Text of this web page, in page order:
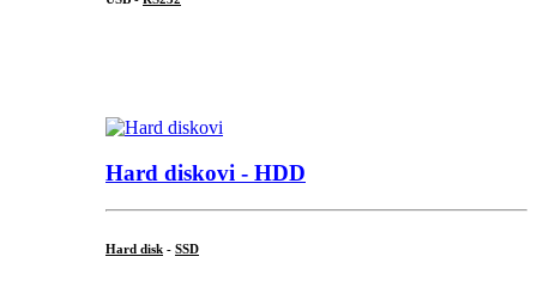
Hard diskovi - HDD
Hard disk - SSD